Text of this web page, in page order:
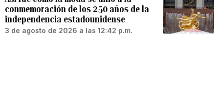
conmemoración de los 250 años de la
independencia estadounidense
3 de agosto de 2026 a las 12:42 p.m.